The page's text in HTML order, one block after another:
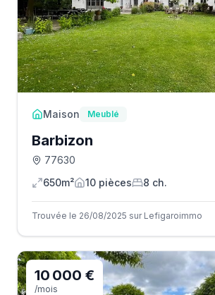
Maison Meublé
Barbizon
77630
650m²
10 pièces 8 ch.
Trouvée le 26/08/2025 sur Lefigaroimmo
10 000 €
/mois